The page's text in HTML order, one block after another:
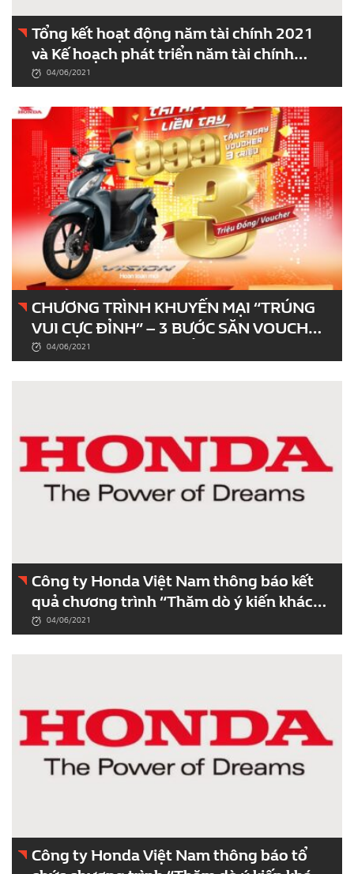
Tổng kết hoạt động năm tài chính 2021
và Kế hoạch phát triển năm tài chính
2022 Công ty Honda Việt Nam (HVN)
04/06/2021
CHƯƠNG TRÌNH KHUYẾN MẠI “TRÚNG
VUI CỰC ĐỈNH” – 3 BƯỚC SĂN VOUCHER
3 TRIỆU, TẬU NGAY XẾ CƯNG Honda
04/06/2021
Công ty Honda Việt Nam thông báo kết
quả chương trình “Thăm dò ý kiến khách
hàng tháng 4/2021” trên phạm vi toàn
04/06/2021
Công ty Honda Việt Nam thông báo tổ